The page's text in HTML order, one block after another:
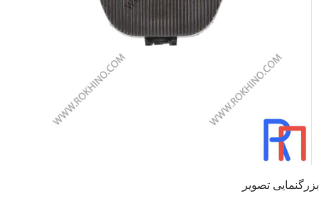
بزرگنمایی تصویر